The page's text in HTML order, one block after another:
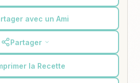
avec un Ami
Partager
la Recette